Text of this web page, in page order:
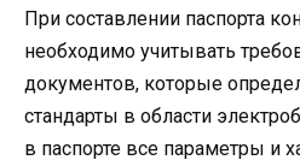
При составлении паспорта
необходимо учитывать
документов, которые
стандарты в области
в паспорте все параметры и